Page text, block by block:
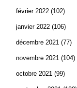
février 2022 (102)
janvier 2022 (106)
décembre 2021 (77)
novembre 2021 (104)
octobre 2021 (99)